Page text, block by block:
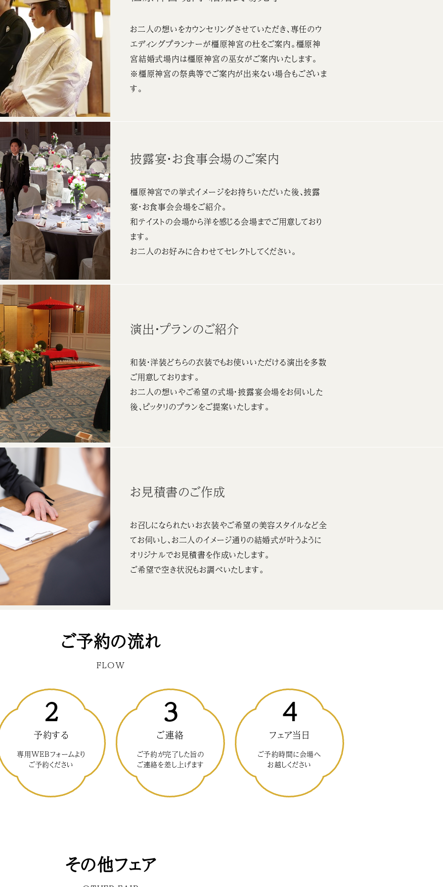
お二人の想いをカウンセリングさせていただき、専任のウ
エディングプランナーが橿原神宮の杜をご案内。橿原神
宮結婚式場内は橿原神宮の巫女がご案内いたします。
※橿原神宮の祭典等でご案内が出来ない場合もございま
す。
披露宴・お食事会場のご案内
橿原神宮での挙式イメージをお持ちいただいた後、披露
宴・お食事会会場をご紹介。
和テイストの会場から洋を感じる会場までご用意しており
ます。
お二人のお好みに合わせてセレクトしてください。
演出・プランのご紹介
和装・洋装どちらの衣装でもお使いいただける演出を多数
ご用意しております。
お二人の想いやご希望の式場・披露宴会場をお伺いした
後、ピッタリのプランをご提案いたします。
お見積書のご作成
お召しになられたいお衣装やご希望の美容スタイルなど全
てお伺いし、お二人のイメージ通りの結婚式が叶うように
オリジナルでお見積書を作成いたします。
ご希望で空き状況もお調べいたします。
ご予約の流れ
FLOW
2
予約する
専用WEBフォームより
ご予約ください
3
ご連絡
ご予約が完了した旨の
ご連絡を差し上げます
4
フェア当日
ご予約時間に会場へ
お越しください
その他フェア